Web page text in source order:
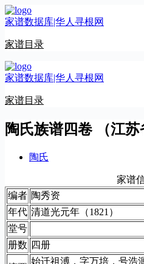
跳
至
容
家谱数据库|华人寻根网
家谱目录
家谱数据库|华人寻根网
家谱目录
陶氏族谱四卷 （江苏
陶氏
家谱
编者 陶秀资
年代 清道光元年（1821）
堂号
册数 四册
始迁祖溥，字万培，号浩